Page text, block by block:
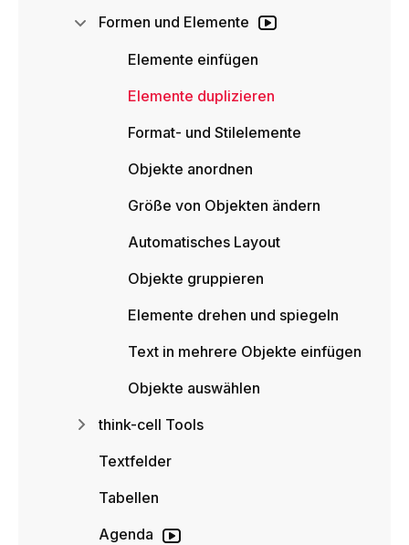
Formen und Elemente
Elemente einfügen
Elemente duplizieren
Format- und Stilelemente
Objekte anordnen
Größe von Objekten ändern
Automatisches Layout
Objekte gruppieren
Elemente drehen und spiegeln
Text in mehrere Objekte einfügen
Objekte auswählen
think-cell Tools
Textfelder
Tabellen
Agenda